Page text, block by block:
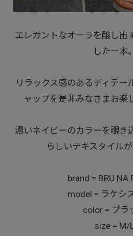
エレガントなオーラを醸し出
した一本。
リラックス感のあるディテー
ャップを是非みなさまお楽
濃いネイビーのカラーを覗き
らしいテキスタイルが
brand = BRU NA
model = ラケシ
color = ブラ
size = M/L